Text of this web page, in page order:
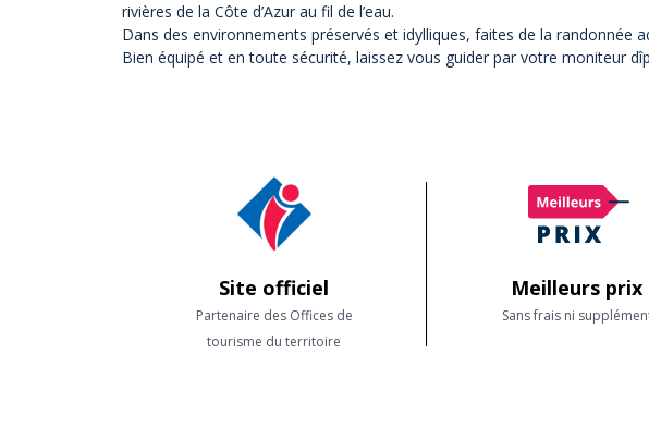
rivières de la Côte d’Azur au fil de l’eau.
Dans des environnements préservés et idylliques, faites de la
Bien équipé et en toute sécurité, laissez vous guider par votre moniteur
Site officiel
Partenaire des Offices de
tourisme du territoire
Meilleurs prix
Sans frais ni